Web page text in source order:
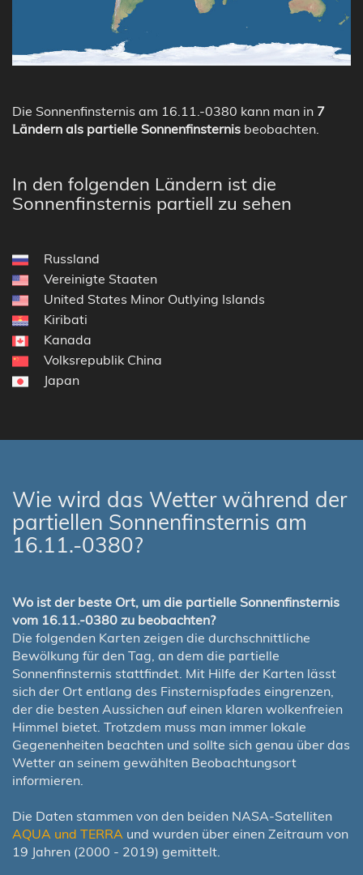
Die Sonnenfinsternis am 16.11.-0380 kann man in 7
Ländern als partielle Sonnenfinsternis beobachten.
In den folgenden Ländern ist die
Sonnenfinsternis partiell zu sehen
Russland
Vereinigte Staaten
United States Minor Outlying Islands
Kiribati
Kanada
Volksrepublik China
Japan
Wie wird das Wetter während der
partiellen Sonnenfinsternis am
16.11.-0380?
Wo ist der beste Ort, um die partielle Sonnenfinsternis
vom 16.11.-0380 zu beobachten?
Die folgenden Karten zeigen die durchschnittliche
Bewölkung für den Tag, an dem die partielle
Sonnenfinsternis stattfindet. Mit Hilfe der Karten lässt
sich der Ort entlang des Finsternispfades eingrenzen,
der die besten Aussichen auf einen klaren wolkenfreien
Himmel bietet. Trotzdem muss man immer lokale
Gegenenheiten beachten und sollte sich genau über das
Wetter an seinem gewählten Beobachtungsort
informieren.
Die Daten stammen von den beiden NASA-Satelliten
AQUA und TERRA und wurden über einen Zeitraum von
19 Jahren (2000 - 2019) gemittelt.